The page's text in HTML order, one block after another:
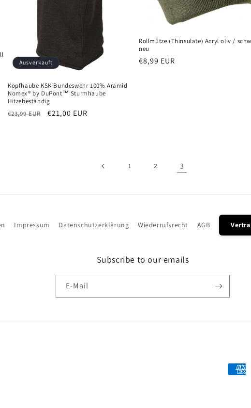
Ausverkauft
Kopfhaube KSK Bundeswehr 100% Aramid
Nomex® by DuPont™ Sturmhaube
Hitzebeständig
Normaler
€23,99 EUR Verkaufspreis
€21,00 EUR
Rollmütze (Thinsulate) Acryl oliv /
neu
Normaler
€8,99 EUR
1 2 3
Impressum Datenschutzerklärung Wiederrufsrecht AGB
Subscribe to our emails
E-Mail